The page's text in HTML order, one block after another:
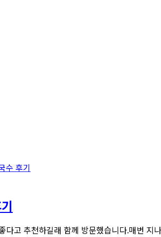
고 추천하길래 함께 방문했습니다.매번